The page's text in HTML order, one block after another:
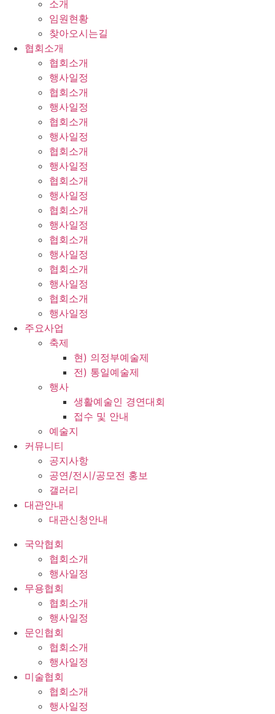
소개
임원현황
찾아오시는길
협회소개
협회소개
행사일정
협회소개
행사일정
협회소개
행사일정
협회소개
행사일정
협회소개
행사일정
협회소개
행사일정
협회소개
행사일정
협회소개
행사일정
협회소개
행사일정
주요사업
축제
현) 의정부예술제
전) 통일예술제
행사
생활예술인 경연대회
접수 및 안내
예술지
커뮤니티
공지사항
공연/전시/공모전 홍보
갤러리
대관안내
대관신청안내
국악협회
협회소개
행사일정
무용협회
협회소개
행사일정
문인협회
협회소개
행사일정
미술협회
협회소개
행사일정